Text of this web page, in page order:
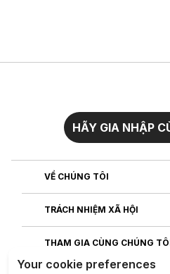
HÃY GIA NHẬP
VỀ CHÚNG TÔI
TRÁCH NHIỆM XÃ HỘI
THAM GIA CÙNG CHÚNG